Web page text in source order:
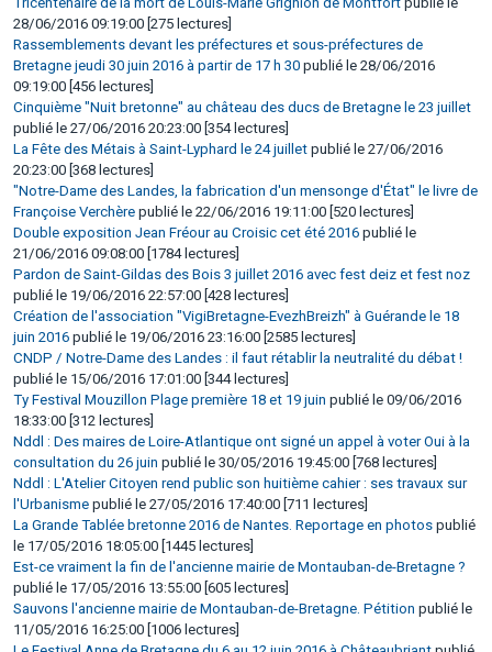
28/06/2016 09:19:00 [275 lectures]
Rassemblements devant les préfectures et sous-préfectures de
Bretagne jeudi 30 juin 2016 à partir de 17 h 30 publié le 28/06/2016
09:19:00 [456 lectures]
Cinquième "Nuit bretonne" au château des ducs de Bretagne le 23 juillet
publié le 27/06/2016 20:23:00 [354 lectures]
La Fête des Métais à Saint-Lyphard le 24 juillet publié le 27/06/2016
20:23:00 [368 lectures]
"Notre-Dame des Landes, la fabrication d'un mensonge d'État" le livre de
Françoise Verchère publié le 22/06/2016 19:11:00 [520 lectures]
Double exposition Jean Fréour au Croisic cet été 2016 publié le
21/06/2016 09:08:00 [1784 lectures]
Pardon de Saint-Gildas des Bois 3 juillet 2016 avec fest deiz et fest noz
publié le 19/06/2016 22:57:00 [428 lectures]
Création de l'association "VigiBretagne-EvezhBreizh" à Guérande le 18
juin 2016 publié le 19/06/2016 23:16:00 [2585 lectures]
CNDP / Notre-Dame des Landes : il faut rétablir la neutralité du débat !
publié le 15/06/2016 17:01:00 [344 lectures]
Ty Festival Mouzillon Plage première 18 et 19 juin publié le 09/06/2016
18:33:00 [312 lectures]
Nddl : Des maires de Loire-Atlantique ont signé un appel à voter Oui à la
consultation du 26 juin publié le 30/05/2016 19:45:00 [768 lectures]
Nddl : L'Atelier Citoyen rend public son huitième cahier : ses travaux sur
l'Urbanisme publié le 27/05/2016 17:40:00 [711 lectures]
La Grande Tablée bretonne 2016 de Nantes. Reportage en photos publié
le 17/05/2016 18:05:00 [1445 lectures]
Est-ce vraiment la fin de l'ancienne mairie de Montauban-de-Bretagne ?
publié le 17/05/2016 13:55:00 [605 lectures]
Sauvons l'ancienne mairie de Montauban-de-Bretagne. Pétition publié le
11/05/2016 16:25:00 [1006 lectures]